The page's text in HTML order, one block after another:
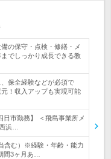
の保守・点検・修繕・メ
でしっかり成長できる教
保全経験などが必須で
！収入アップも実現可能
日市勤務】 ＜飛島事業所メ
浜…
含む）※経験・年齢・能力
間3ヶ月あ…